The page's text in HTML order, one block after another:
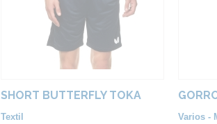
SHORT BUTTERFLY TOKA
Textil
Varios -